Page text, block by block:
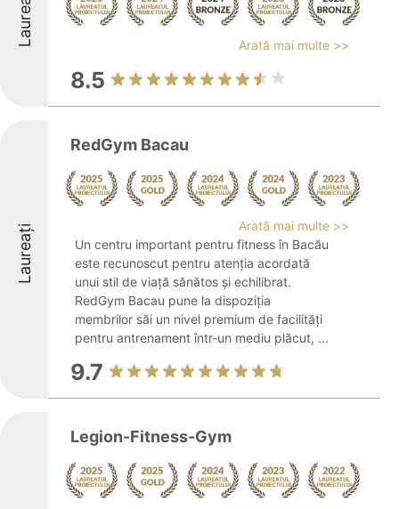
Laureați Arată mai multe >>
8.5
Laureați
RedGym Bacau
Arată mai multe >>
Un centru important pentru fitness în Bacău
este recunoscut pentru atenția acordată
unui stil de viață sănătos și echilibrat.
RedGym Bacau pune la dispoziția
membrilor săi un nivel premium de facilități
pentru antrenament într-un mediu plăcut, ...
9.7
Legion-Fitness-Gym